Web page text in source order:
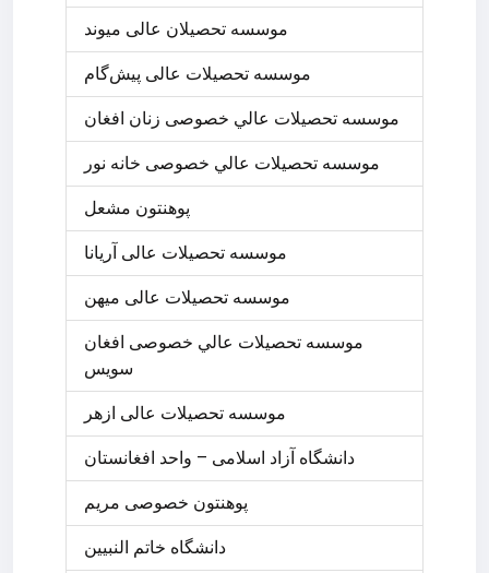
موسسه تحصیلان عالی میوند
موسسه تحصیلات عالی پیش‌گام
موسسه تحصيلات عالي خصوصی زنان افغان
موسسه تحصيلات عالي خصوصی خانه نور
پوهنتون مشعل
موسسه تحصیلات عالی آریانا
موسسه تحصیلات عالی میهن
موسسه تحصيلات عالي خصوصی افغان
سويس
موسسه تحصیلات عالی ازهر
دانشگاه آزاد اسلامی – واحد افغانستان
پوهنتون خصوصی مريم
دانشگاه خاتم النبیین